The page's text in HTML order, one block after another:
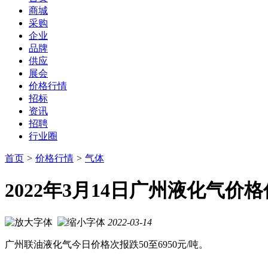
商城
采购
企业
品牌
供应
展会
价格行情
招标
资讯
招聘
行业圈
首页 > 价格行情 > 气体
2022年3月14日广州液化气价
2022-03-14
广州联油液化气今日价格次报跌50至6950元/吨。